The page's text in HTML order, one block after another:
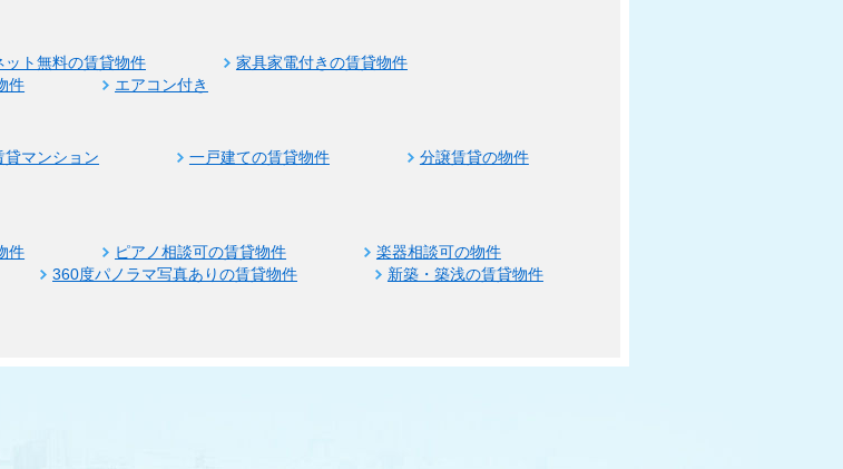
ット無料の賃貸物件
家具家電付きの賃貸物件
件 エアコン付き
貸マンション 一戸建ての賃貸物件
分譲賃貸の物件
件 ピアノ相談可の賃貸物件
楽器相談可の物件
360度パノラマ写真ありの賃貸物件
新築・築浅の賃貸物件